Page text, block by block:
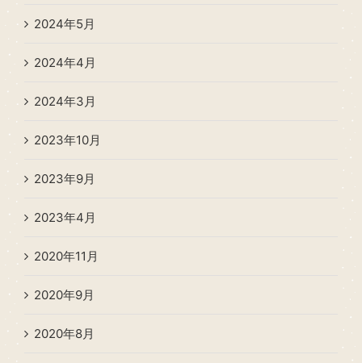
2024年5月
2024年4月
2024年3月
2023年10月
2023年9月
2023年4月
2020年11月
2020年9月
2020年8月